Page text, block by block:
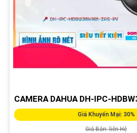
CAMERA DAHUA DH-IPC-
Giá Khuyến Mại: 30%
Giá Bán: liên Hệ